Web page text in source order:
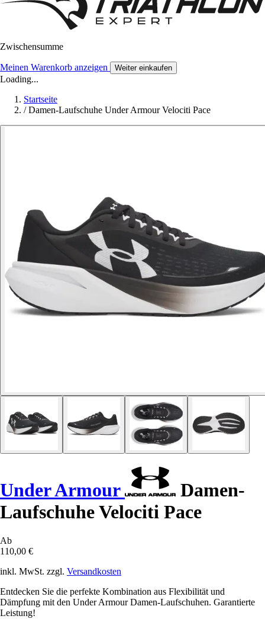
Zwischensumme
Meinen Warenkorb anzeigen Weiter einkaufen
Loading...
Startseite
/ Damen-Laufschuhe Under Armour Velociti Pace
Under Armour
Damen-
Laufschuhe Velociti Pace
Ab
110,00 €
inkl. MwSt. zzgl. Versandkosten
Entdecken Sie die perfekte Kombination aus Flexibilität und
Dämpfung mit den Under Armour Damen-Laufschuhen. Garantierte
Leistung!